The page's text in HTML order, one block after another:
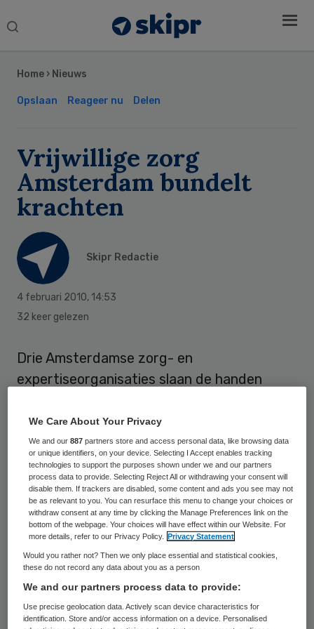
Search
Home › Nieuws
Opslaan Reageer nu Delen
Vrijwillige zorg
Amsterdam bundelt
krachten
Skipr Redactie
4 februari 2010, 14:53
32 keer gelezen
Drie Amsterdamse zorg- en
expertiseorganisaties slaan de handen
Schorer willen door samen op te trekken
het politiek en maatschappelijk draagvlak
voor vrijwilligerswerk in de zorg
waarborgen.
Noodzaak
“De vraag naar vrijwillige ondersteuning en
zorg zal eerder toe- dan afnemen”, licht
directeur Ferdinand Strijthagen van
Sidebar
We Care About Your Privacy
We and our887 partners store and access personal data, like browsing data
or unique identifiers, on your device. Selecting I Accept enables tracking
technologies to support the purposes shown under we and our partners
process data to provide. Selecting Reject All or withdrawing your consent will
disable them. If trackers are disabled, some content and ads you see may not
be as relevant to you. You can resurface this menu to change your choices or
withdraw consent at any time by clicking the Manage Preferences link on the
bottom of the webpage. Your choices will have effect within our Website. For
more details, refer to our Privacy Policy.
Privacy Statement
Would you rather not? Then we only place essential and statistical cookies,
these do not record any data about you as a person
We and our partners process data to provide:
Use precise geolocation data. Actively scan device characteristics for
identification. Store and/or access information on a device. Personalised